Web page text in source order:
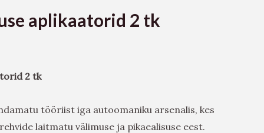
aplikaatorid 2 tk
2 tk
tööriist iga autoomaniku arsenalis, kes
laitmatu välimuse ja pikaealisuse eest.